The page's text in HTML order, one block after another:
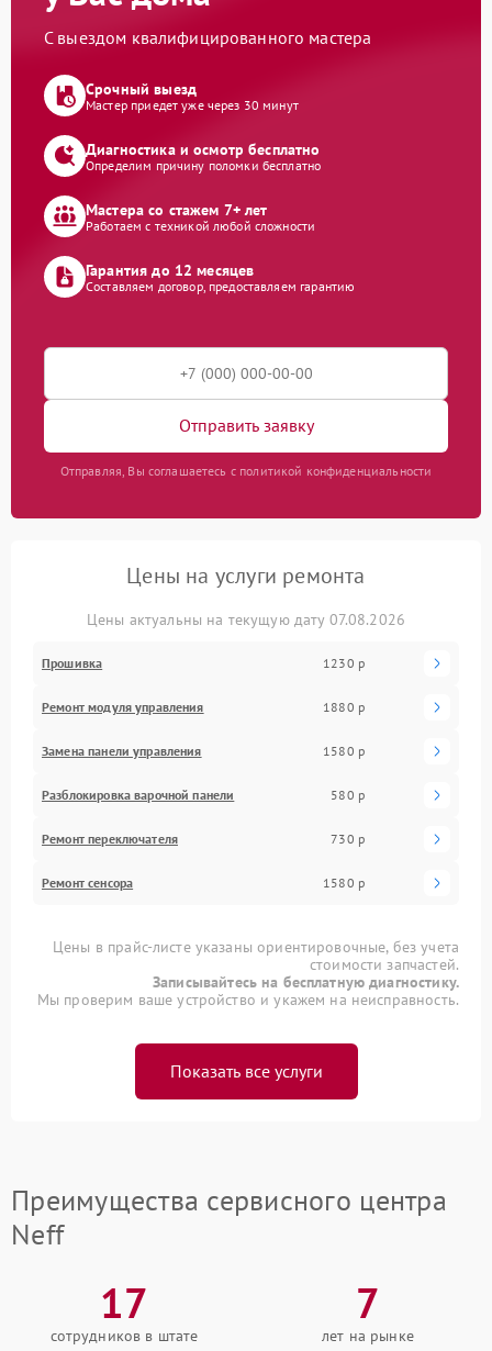
С выездом квалифицированного мастера
Срочный выезд
Мастер приедет уже через 30 минут
Диагностика и осмотр бесплатно
Определим причину поломки бесплатно
Мастера со стажем 7+ лет
Работаем с техникой любой сложности
Гарантия до 12 месяцев
Составляем договор, предоставляем гарантию
Отправить заявку
Отправляя, Вы соглашаетесь с политикой конфиденциальности
Цены на услуги ремонта
Цены актуальны на текущую дату 07.08.2026
Прошивка 1230 р
Ремонт модуля управления 1880 р
Замена панели управления 1580 р
Разблокировка варочной панели 580 р
Ремонт переключателя 730 р
Ремонт сенсора 1580 р
Цены в прайс-листе указаны ориентировочные, без учета
стоимости запчастей.
Записывайтесь на бесплатную диагностику.
Мы проверим ваше устройство и укажем на неисправность.
Показать все услуги
Преимущества сервисного центра
Neff
17
сотрудников в штате
7
лет на рынке